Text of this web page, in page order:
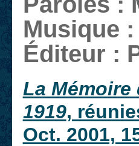
Musique
Éditeur :
La
1919,
Oct. 2001,